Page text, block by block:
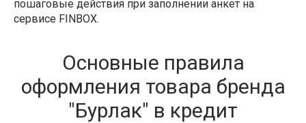
пошаговые действия при заполнении анкет на
сервисе FINBOX.
Основные правила
оформления товара бренда
"Бурлак" в кредит